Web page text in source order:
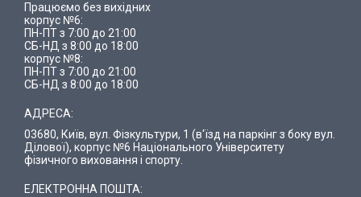
Працюємо без вихідних
корпус №6:
ПН-ПТ з 7:00 до 21:00
СБ-НД з 8:00 до 18:00
корпус №8:
ПН-ПТ з 7:00 до 21:00
СБ-НД з 8:00 до 18:00
АДРЕСА:
03680, Київ, вул. Фізкультури, 1 (в'їзд на паркінг з боку вул.
Ділової), корпус №6 Національного Університету
фізичного виховання і спорту.
ЕЛЕКТРОННА ПОШТА: